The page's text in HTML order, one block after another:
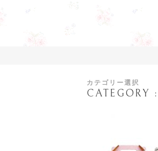
カテゴリー選択
CATEGORY